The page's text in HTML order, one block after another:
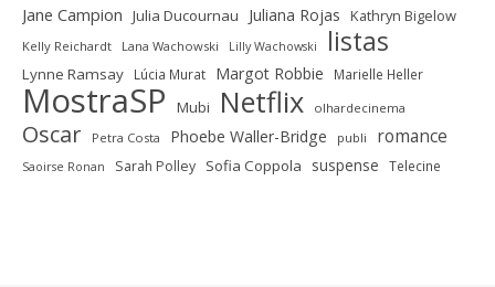
Jane Campion Julia Ducournau Juliana Rojas Kathryn Bigelow
Kelly Reichardt Lana Wachowski Lilly Wachowski listas
Lynne Ramsay Lúcia Murat Margot Robbie Marielle Heller
MostraSP Mubi Netflix olhardecinema
Oscar Petra Costa Phoebe Waller-Bridge publi romance
Saoirse Ronan Sarah Polley Sofia Coppola suspense Telecine